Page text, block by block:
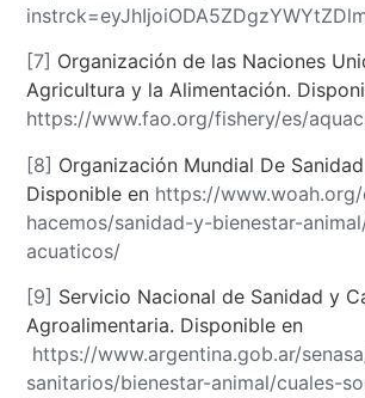
[7] Organización de las Naciones
Agricultura y la Alimentación.
https://www.fao.org/fishery/es/
[8] Organización Mundial De
Disponible en https://
hacemos/sanidad-y-bienestar-
acuaticos/
[9] Servicio Nacional de Sanidad y
Agroalimentaria. Disponible en
https://www.argentina.gob.ar/
sanitarios/bienestar-animal/cuales-